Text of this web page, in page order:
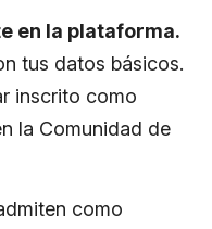
en la plataforma.
tus datos básicos.
inscrito como
la Comunidad de
como